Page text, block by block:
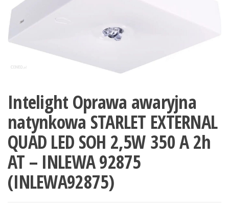
Intelight Oprawa awaryjna
natynkowa STARLET EXTERNAL
QUAD LED SOH 2,5W 350 A 2h
AT – INLEWA 92875
(INLEWA92875)